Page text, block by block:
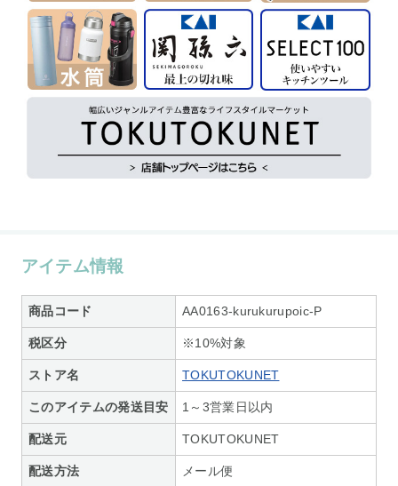
アイテム情報
商品コード AA0163-kurukurupoic-P
税区分 ※10%対象
ストア名 TOKUTOKUNET
このアイテムの発送目安 1～3営業日以内
配送元 TOKUTOKUNET
配送方法 メール便